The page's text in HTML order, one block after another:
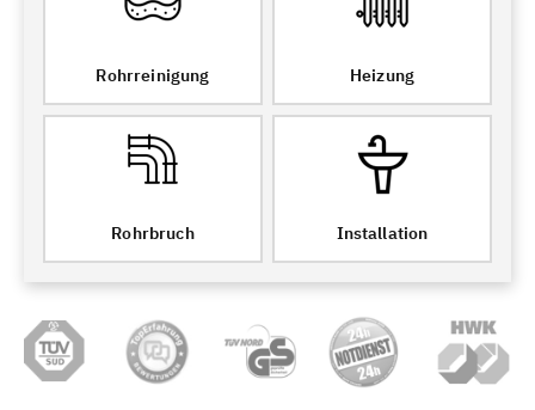
Rohrreinigung Heizung
Rohrbruch Installation